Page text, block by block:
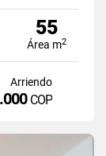
55
Área m2
Arriendo
COP